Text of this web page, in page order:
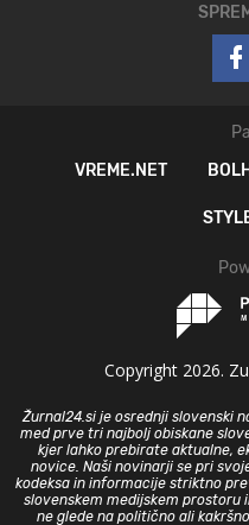
VREME.NET
Copyright 2026.
Žurnal24.si je osrednji slovenski
med prve tri najbolj obiskane
kjer lahko prebirate aktualne,
novice. Naši novinarji se pri
kodeksa in informacije striktno
slovenskem medijskem prostoru
ne glede na politično ali